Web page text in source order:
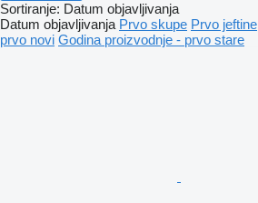
Sortiranje: Datum objavljivanja
Datum objavljivanja Prvo skupe Prvo jeftine
prvo novi Godina proizvodnje - prvo stare